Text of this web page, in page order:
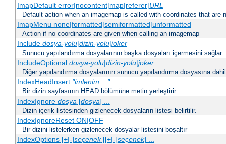
ImapDefault error|nocontent|map|referer|URL
Default action when an imagemap is called with coordinates that are
ImapMenu none|formatted|semiformatted|unformatted
Action if no coordinates are given when calling an imagemap
Include dosya-yolu|dizin-yolu|joker
Sunucu yapılandırma dosyalarının başka dosyaları içermesini sağlar.
IncludeOptional dosya-yolu|dizin-yolu|joker
Diğer yapılandırma dosyalarının sunucu yapılandırma dosyasına
IndexHeadInsert "imlenim ..."
Bir dizin sayfasının HEAD bölümüne metin yerleştirir.
IndexIgnore dosya[dosya] ...
Dizin içerik listesinden gizlenecek dosyaların listesi belirtilir.
IndexIgnoreReset ON|OFF
Bir dizini listelerken gizlenecek dosyalar listesini boşaltır
IndexOptions [+|-]seçenek[[+|-]seçenek] ...